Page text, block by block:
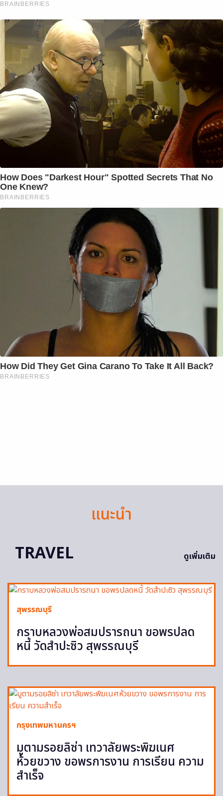
BRAINBERRIES
How Does "Darkest Hour" Spotted Secrets That No
One Knew?
BRAINBERRIES
How Did They Get Gina Carano To Take It All Back?
BRAINBERRIES
แนะนำ
TRAVEL
ดูเพิ่มเติม
สุพรรณบุรี
กราบหลวงพ่อสมปรารถนา ขอพรปลด
หนี้ วัดสำปะซิว สุพรรณบุรี
กรุงเทพมหานครฯ
มูตามรอยลิซ่า เทวาลัยพระพิฆเนศ
ห้วยขวาง ขอพรการงาน การเรียน ความ
สำเร็จ